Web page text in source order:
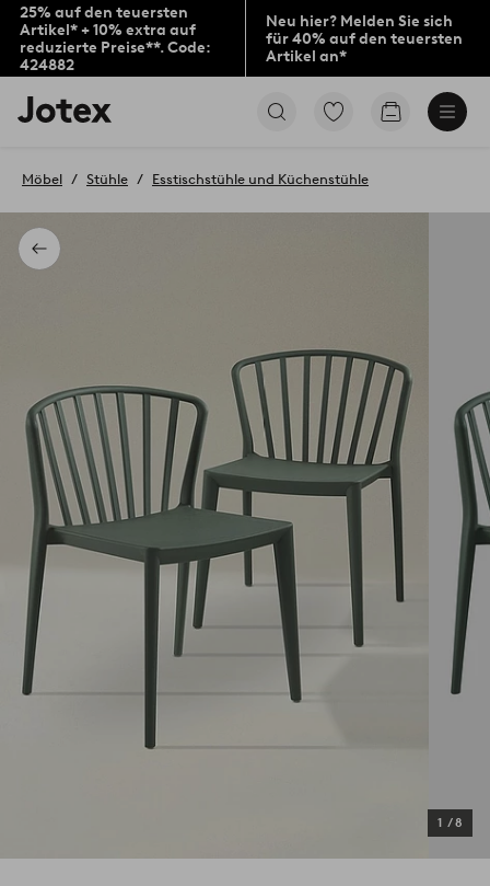
25% auf den teuersten
Artikel* + 10% extra auf
reduzierte Preise**. Code:
424882
Neu hier? Melden Sie sich
für 40% auf den teuersten
Artikel an*
Jotex-
Logo
Startseite
Zu
Favoriten
Produkten
Zum
Zurück
Möbel Stühle Esstischstühle und Küchenstühle
1 /8